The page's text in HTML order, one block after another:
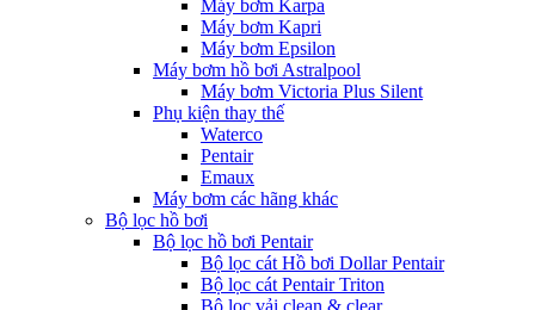
Máy bơm Karpa
Máy bơm Kapri
Máy bơm Epsilon
Máy bơm hồ bơi Astralpool
Máy bơm Victoria Plus Silent
Phụ kiện thay thế
Waterco
Pentair
Emaux
Máy bơm các hãng khác
Bộ lọc hồ bơi
Bộ lọc hồ bơi Pentair
Bộ lọc cát Hồ bơi Dollar Pentair
Bộ lọc cát Pentair Triton
Bộ lọc vải clean & clear